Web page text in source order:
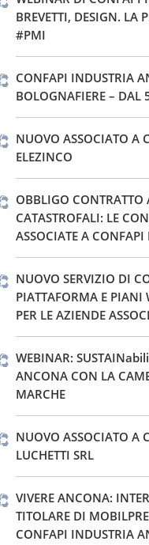
BREVETTI, DESIGN. LA
#PMI
CONFAPI INDUSTRIA
BOLOGNAFIERE – DAL
NUOVO ASSOCIATO A
ELEZINCO
OBBLIGO CONTRATTO
CATASTROFALI: LE
ASSOCIATE A
NUOVO SERVIZIO DI
PIATTAFORMA E PIANI
PER LE AZIENDE
WEBINAR:
ANCONA CON LA
MARCHE
NUOVO ASSOCIATO A
LUCHETTI SRL
VIVERE ANCONA:
TITOLARE DI
CONFAPI INDUSTRIA